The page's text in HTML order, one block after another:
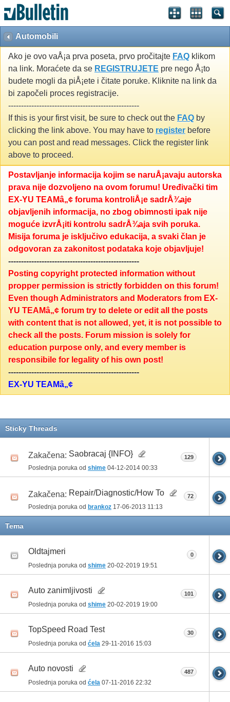
Automobili
Ako je ovo vaÅ¡a prva poseta, prvo pročitajte FAQ klikom
na link. Moraćete da se REGISTRUJETE pre nego Å¡to
budete mogli da piÅ¡ete i čitate poruke. Kliknite na link da
bi započeli proces registracije.
---------------------------------------------------
If this is your first visit, be sure to check out the FAQ by
clicking the link above. You may have to register before
you can post and read messages. Click the register link
above to proceed.
Postavljanje informacija kojim se naruÅ¡avaju autorska
prava nije dozvoljeno na ovom forumu! Uređivački tim
EX-YU TEAMâ„¢ foruma kontroliÅ¡e sadrÅ¾aje
objavljenih informacija, no zbog obimnosti ipak nije
moguće izvrÅ¡iti kontrolu sadrÅ¾aja svih poruka.
Misija foruma je isključivo edukacija, a svaki član je
odgovoran za zakonitost podataka koje objavljuje!
---------------------------------------------------
Posting copyright protected information without
propper permission is strictly forbidden on this forum!
Even though Administrators and Moderators from EX-
YU TEAMâ„¢ forum try to delete or edit all the posts
with content that is not allowed, yet, it is not possible to
check all the posts. Forum mission is solely for
education purpose only, and every member is
responsibile for legality of his own post!
---------------------------------------------------
EX-YU TEAMâ„¢
Sticky Threads
Zakačena: Saobracaj {INFO}
Poslednja poruka od shime 04-12-2014 00:33
129
Zakačena: Repair/Diagnostic/How To
Poslednja poruka od brankoz 17-06-2013 11:13
72
Tema
Oldtajmeri
Poslednja poruka od shime 20-02-2019 19:51
0
Auto zanimljivosti
Poslednja poruka od shime 20-02-2019 19:00
101
TopSpeed Road Test
Poslednja poruka od ćela 29-11-2016 15:03
30
Auto novosti
Poslednja poruka od ćela 07-11-2016 22:32
487